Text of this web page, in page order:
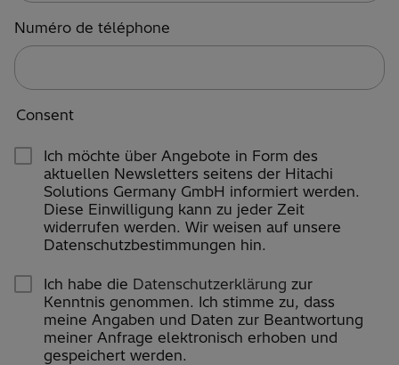
Numéro de téléphone
Consent
Ich möchte über Angebote in Form des
aktuellen Newsletters seitens der Hitachi
Solutions Germany GmbH informiert werden.
Diese Einwilligung kann zu jeder Zeit
widerrufen werden. Wir weisen auf unsere
Datenschutzbestimmungen hin.
Ich habe die Datenschutzerklärung zur
Kenntnis genommen. Ich stimme zu, dass
meine Angaben und Daten zur Beantwortung
meiner Anfrage elektronisch erhoben und
gespeichert werden.